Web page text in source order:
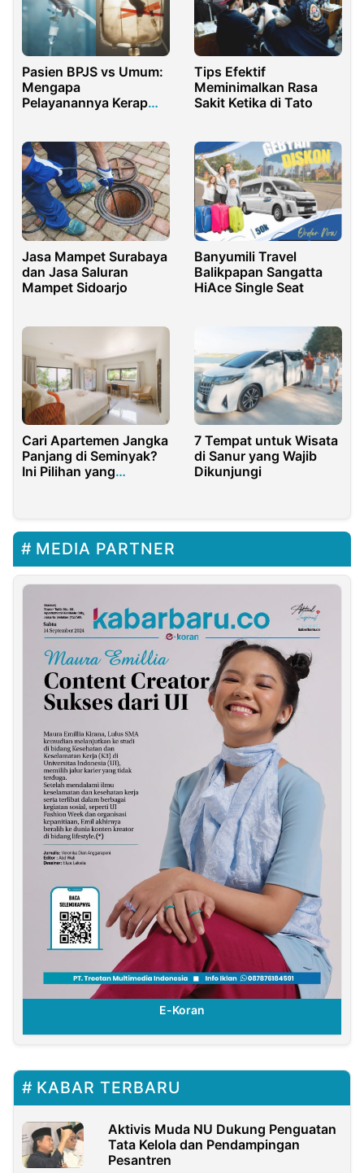
Pasien BPJS vs Umum:
Mengapa
Pelayanannya Kerap
Tips Efektif
Meminimalkan Rasa
Sakit Ketika di Tato
Jasa Mampet Surabaya
dan Jasa Saluran
Mampet Sidoarjo
Banyumili Travel
Balikpapan Sangatta
HiAce Single Seat
Cari Apartemen Jangka
Panjang di Seminyak?
Ini Pilihan yang
7 Tempat untuk Wisata
di Sanur yang Wajib
Dikunjungi
MEDIA PARTNER
E-Koran
KABAR TERBARU
Aktivis Muda NU Dukung Penguatan
Tata Kelola dan Pendampingan
Pesantren